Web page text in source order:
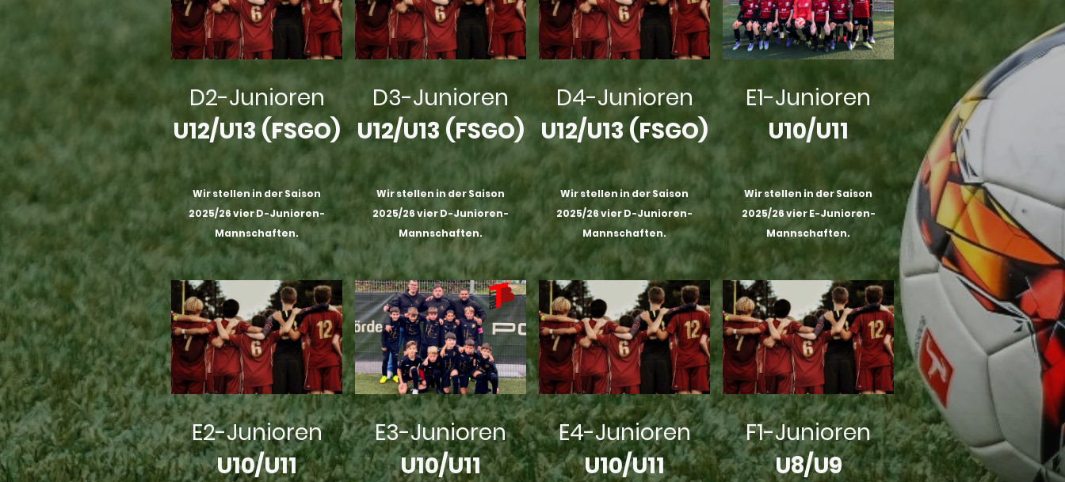
D2-Junioren
U12/U13 (FSGO)
Wir stellen in der Saison
2025/26 vier D-Junioren-
Mannschaften.
D3-Junioren
U12/U13 (FSGO)
Wir stellen in der Saison
2025/26 vier D-Junioren-
Mannschaften.
D4-Junioren
U12/U13 (FSGO)
Wir stellen in der Saison
2025/26 vier D-Junioren-
Mannschaften.
E1-Junioren
U10/U11
Wir stellen in der Saison
2025/26 vier E-Junioren-
Mannschaften.
E2-Junioren
U10/U11
E3-Junioren
U10/U11
E4-Junioren
U10/U11
F1-Junioren
U8/U9